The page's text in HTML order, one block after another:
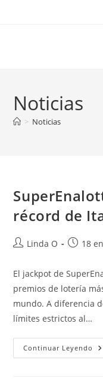
Noticias
> Noticias
récord de
Autor
la
entrada:
Linda O
la
entrada:
18
El jackpot de
premios de lotería
mundo. A diferencia
límites estrictos al…
Continuar Leyendo